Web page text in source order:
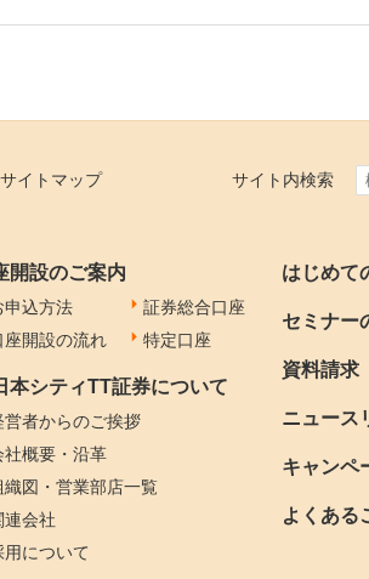
サイトマップ サイト内検索
開設のご案内
申込方法
座開設の流れ
証券総合口座
特定口座
本シティTT証券について
営者からのご挨拶
社概要・沿革
織図・営業部店一覧
連会社
用について
はじめて
セミナー
資料請求
ニュース
キャンペ
よくある